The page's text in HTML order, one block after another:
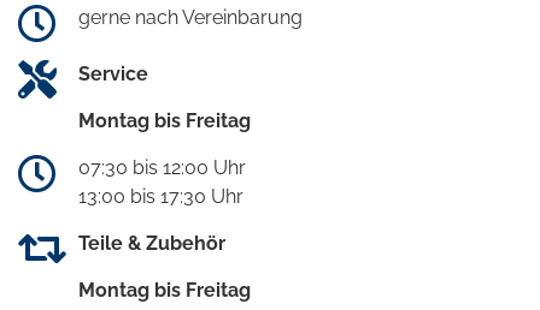
gerne nach Vereinbarung
Service
Montag bis Freitag
07:30 bis 12:00 Uhr
13:00 bis 17:30 Uhr
Teile & Zubehör
Montag bis Freitag